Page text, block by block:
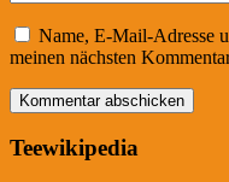
Name, E-Mail-Adresse
meinen nächsten
Teewikipedia